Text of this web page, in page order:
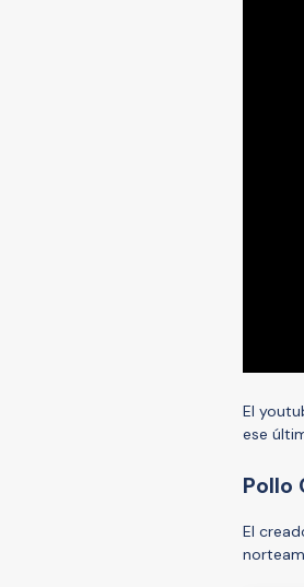
El
ese
Pollo
El